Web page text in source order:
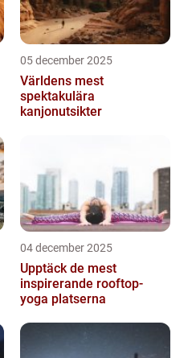
05 december 2025
Världens mest
spektakulära
kanjonutsikter
04 december 2025
Upptäck de mest
inspirerande rooftop-
yoga platserna